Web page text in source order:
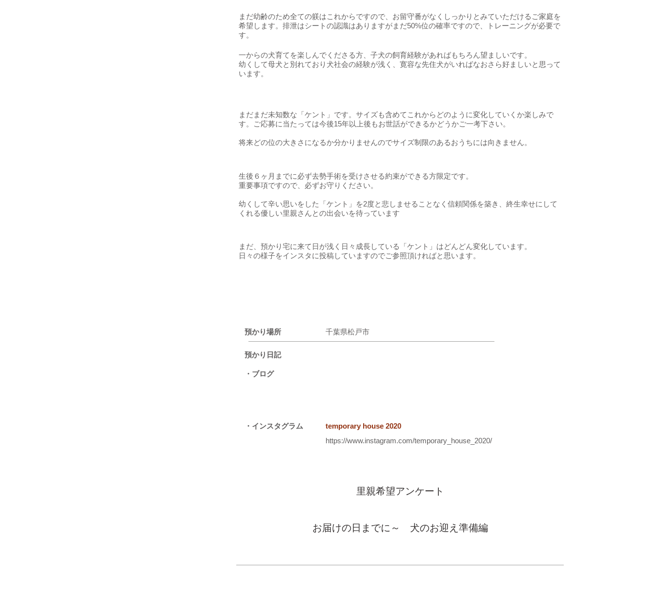
まだ幼齢のため全ての躾はこれからですので、お留守番がなくしっかりとみていただけるご家庭を
希望します。排泄はシートの認識はありますがまだ50%位の確率ですので、トレーニングが必要で
す。
一からの犬育てを楽しんでくださる方、子犬の飼育経験があればもちろん望ましいです。
幼くして母犬と別れており犬社会の経験が浅く、寛容な先住犬がいればなおさら好ましいと思って
います。
まだまだ未知数な「ケント」です。サイズも含めてこれからどのように変化していくか楽しみで
す。ご応募に当たっては今後15年以上後もお世話ができるかどうかご一考下さい。
将来どの位の大きさになるか分かりませんのでサイズ制限のあるおうちには向きません。
生後６ヶ月までに必ず去勢手術を受けさせる約束ができる方限定です。
重要事項ですので、必ずお守りください。
幼くして辛い思いをした「ケント」を2度と悲しませることなく信頼関係を築き、終生幸せにして
くれる優しい里親さんとの出会いを待っています
まだ、預かり宅に来て日が浅く日々成長している「ケント」はどんどん変化しています。
日々の様子をインスタに投稿していますのでご参照頂ければと思います。
預かり場所 千葉県松戸市
預かり日記
・ブログ
・インスタグラム
temporary house 2020
https://www.instagram.com/temporary_house_2020/
里親希望アンケート
お届けの日までに～ 犬のお迎え準備編